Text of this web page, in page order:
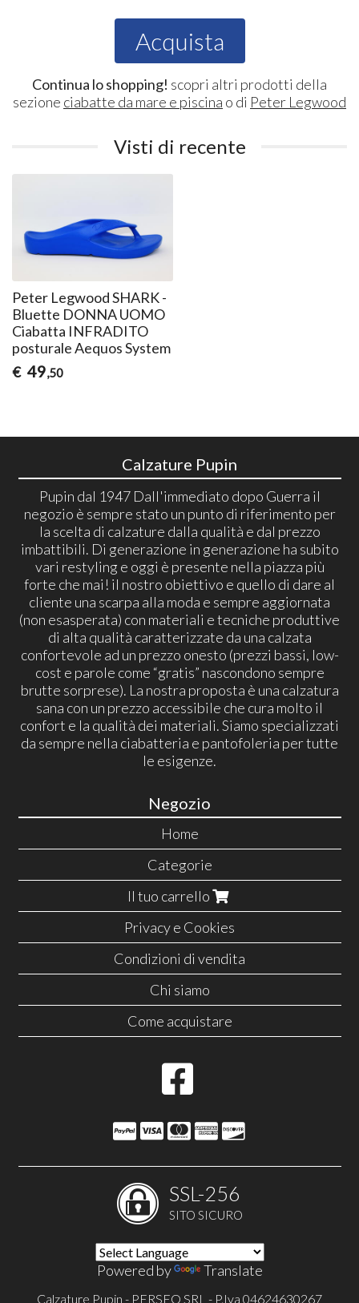
Acquista
Continua lo shopping! scopri altri prodotti della
sezione ciabatte da mare e piscina o di Peter Legwood
Visti di recente
Peter Legwood SHARK -
Bluette DONNA UOMO
Ciabatta INFRADITO
posturale Aequos System
€ 49,50
Calzature Pupin
Pupin dal 1947 Dall'immediato dopo Guerra il
negozio è sempre stato un punto di riferimento per
la scelta di calzature dalla qualità e dal prezzo
imbattibili. Di generazione in generazione ha subito
vari restyling e oggi è presente nella piazza più
forte che mai! il nostro obiettivo e quello di dare al
cliente una scarpa alla moda e sempre aggiornata
(non esasperata) con materiali e tecniche produttive
di alta qualità caratterizzate da una calzata
confortevole ad un prezzo onesto (prezzi bassi, low-
cost e parole come “gratis” nascondono sempre
brutte sorprese). La nostra proposta è una calzatura
sana con un prezzo accessibile che cura molto il
confort e la qualità dei materiali. Siamo specializzati
da sempre nella ciabatteria e pantofoleria per tutte
le esigenze.
Negozio
Home
Categorie
Il tuo carrello
Privacy e Cookies
Condizioni di vendita
Chi siamo
Come acquistare
SSL-256
SITO SICURO
Powered by Translate
Calzature Pupin - PERSEO SRL - P.Iva 04624630267